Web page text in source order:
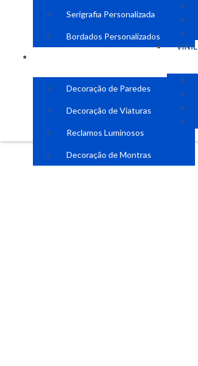
Serigrafia Personalizada
Bordados Personalizados
Decoração de Paredes
Decoração de Viaturas
Reclamos Luminosos
Decoração de Montras
VINIL